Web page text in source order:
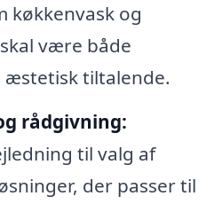
køkkenvask og
være både
tiltalende.
rådgivning:
til valg af
der passer til